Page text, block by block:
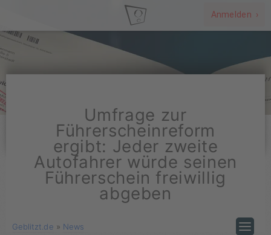
Anmelden ›
Umfrage zur
Führerscheinreform
ergibt: Jeder zweite
Autofahrer würde seinen
Führerschein freiwillig
abgeben
Geblitzt.de » News